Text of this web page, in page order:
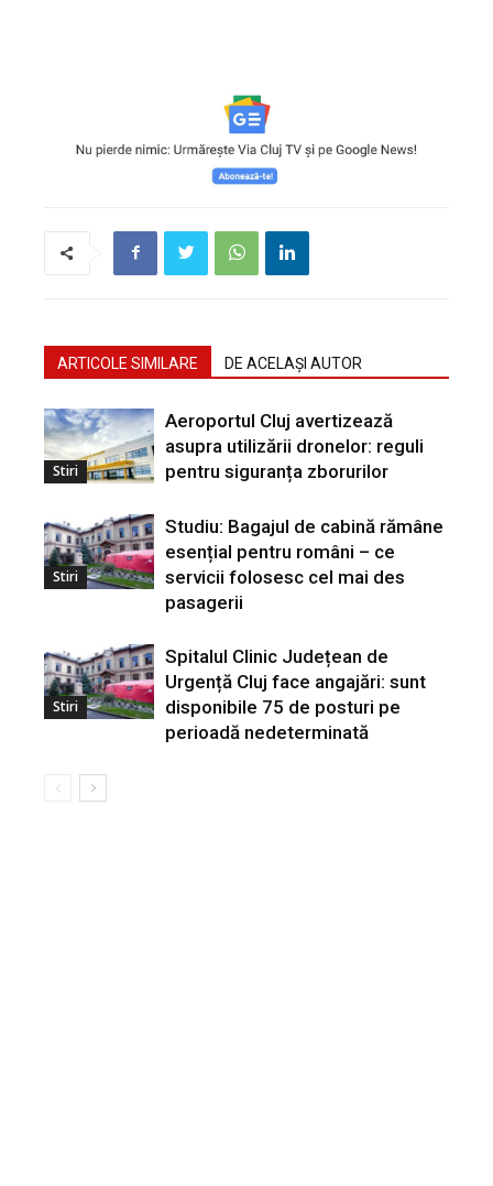
ARTICOLE SIMILARE DE ACELAȘI AUTOR
Stiri
Aeroportul Cluj avertizează
asupra utilizării dronelor: reguli
pentru siguranța zborurilor
Stiri
Studiu: Bagajul de cabină rămâne
esențial pentru români – ce
servicii folosesc cel mai des
pasagerii
Stiri
Spitalul Clinic Județean de
Urgență Cluj face angajări: sunt
disponibile 75 de posturi pe
perioadă nedeterminată